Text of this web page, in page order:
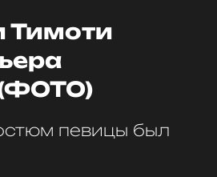
Тимоти
певицы был